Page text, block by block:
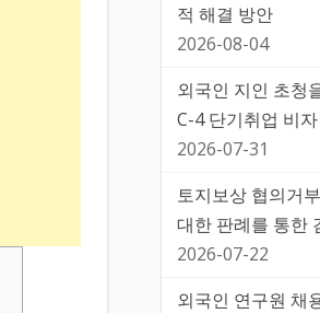
적 해결 방안
2026-08-04
외국인 지인 초청
C-4 단기취업 비
2026-07-31
토지보상 협의거
대한 판례를 통한
2026-07-22
외국인 연구원 채